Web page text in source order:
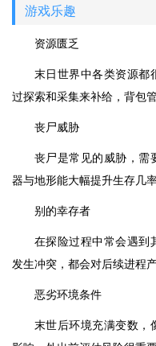
游戏乐趣
资源匮乏
末日世界中各类资源都
过探索和采集来补给，背包
丧尸威胁
丧尸是常见的威胁，需
器与地形能大幅提升生存几率
别的幸存者
在探险过程中常会遇到
发生冲突，都会对后续进程
恶劣环境条件
末世后环境充满变数，